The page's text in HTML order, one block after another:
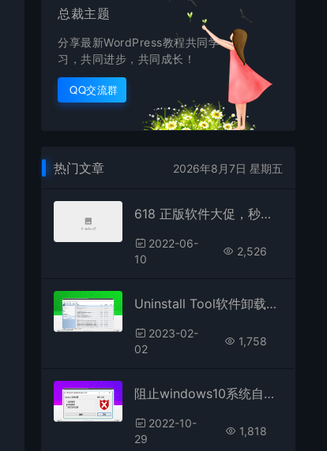
总裁主题
分享最新WordPress教程共同学
习，共同进步，共同成长！
QQ交流群
热门文章 2026年8月7日 星期五
618 正版软件大促，秒杀折扣满减一起来袭
2022-06-
10
2,526
Uninstall Tool软件卸载中文版
2023-02-
02
1,758
阻止windows10系统自动更新小工具
2022-10-
29
1,818